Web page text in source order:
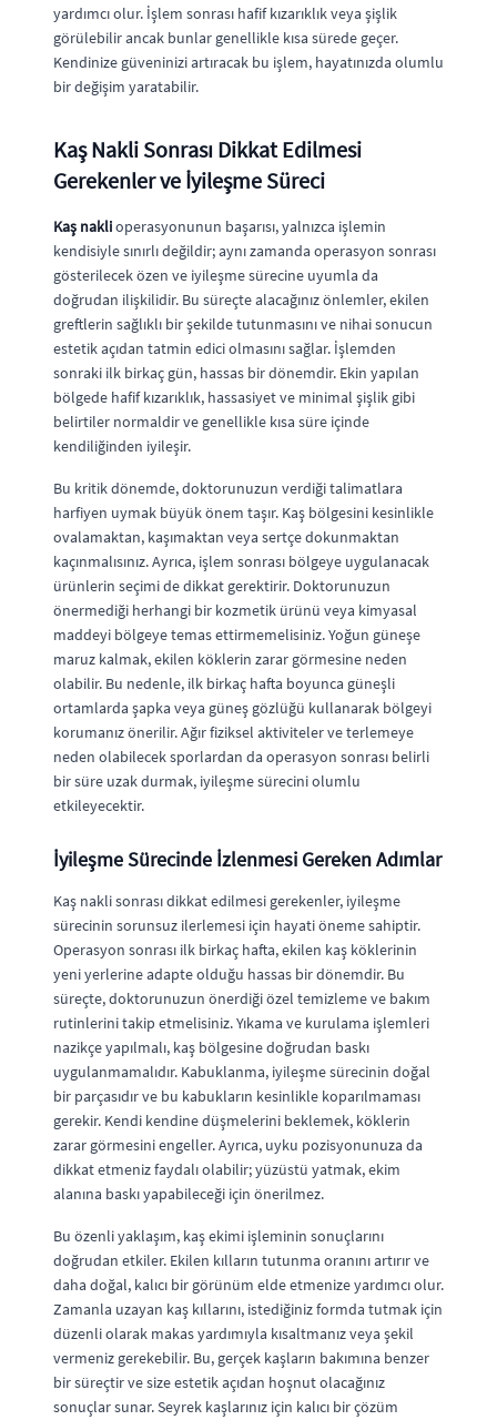
yardımcı olur. İşlem sonrası hafif kızarıklık veya şişlik
görülebilir ancak bunlar genellikle kısa sürede geçer.
Kendinize güveninizi artıracak bu işlem, hayatınızda olumlu
bir değişim yaratabilir.
Kaş Nakli Sonrası Dikkat Edilmesi
Gerekenler ve İyileşme Süreci
Kaş naklioperasyonunun başarısı, yalnızca işlemin
kendisiyle sınırlı değildir; aynı zamanda operasyon sonrası
gösterilecek özen ve iyileşme sürecine uyumla da
doğrudan ilişkilidir. Bu süreçte alacağınız önlemler, ekilen
greftlerin sağlıklı bir şekilde tutunmasını ve nihai sonucun
estetik açıdan tatmin edici olmasını sağlar. İşlemden
sonraki ilk birkaç gün, hassas bir dönemdir. Ekin yapılan
bölgede hafif kızarıklık, hassasiyet ve minimal şişlik gibi
belirtiler normaldir ve genellikle kısa süre içinde
kendiliğinden iyileşir.
Bu kritik dönemde, doktorunuzun verdiği talimatlara
harfiyen uymak büyük önem taşır. Kaş bölgesini kesinlikle
ovalamaktan, kaşımaktan veya sertçe dokunmaktan
kaçınmalısınız. Ayrıca, işlem sonrası bölgeye uygulanacak
ürünlerin seçimi de dikkat gerektirir. Doktorunuzun
önermediği herhangi bir kozmetik ürünü veya kimyasal
maddeyi bölgeye temas ettirmemelisiniz. Yoğun güneşe
maruz kalmak, ekilen köklerin zarar görmesine neden
olabilir. Bu nedenle, ilk birkaç hafta boyunca güneşli
ortamlarda şapka veya güneş gözlüğü kullanarak bölgeyi
korumanız önerilir. Ağır fiziksel aktiviteler ve terlemeye
neden olabilecek sporlardan da operasyon sonrası belirli
bir süre uzak durmak, iyileşme sürecini olumlu
etkileyecektir.
İyileşme Sürecinde İzlenmesi Gereken Adımlar
Kaş nakli sonrası dikkat edilmesi gerekenler, iyileşme
sürecinin sorunsuz ilerlemesi için hayati öneme sahiptir.
Operasyon sonrası ilk birkaç hafta, ekilen kaş köklerinin
yeni yerlerine adapte olduğu hassas bir dönemdir. Bu
süreçte, doktorunuzun önerdiği özel temizleme ve bakım
rutinlerini takip etmelisiniz. Yıkama ve kurulama işlemleri
nazikçe yapılmalı, kaş bölgesine doğrudan baskı
uygulanmamalıdır. Kabuklanma, iyileşme sürecinin doğal
bir parçasıdır ve bu kabukların kesinlikle koparılmaması
gerekir. Kendi kendine düşmelerini beklemek, köklerin
zarar görmesini engeller. Ayrıca, uyku pozisyonunuza da
dikkat etmeniz faydalı olabilir; yüzüstü yatmak, ekim
alanına baskı yapabileceği için önerilmez.
Bu özenli yaklaşım, kaş ekimi işleminin sonuçlarını
doğrudan etkiler. Ekilen kılların tutunma oranını artırır ve
daha doğal, kalıcı bir görünüm elde etmenize yardımcı olur.
Zamanla uzayan kaş kıllarını, istediğiniz formda tutmak için
düzenli olarak makas yardımıyla kısaltmanız veya şekil
vermeniz gerekebilir. Bu, gerçek kaşların bakımına benzer
bir süreçtir ve size estetik açıdan hoşnut olacağınız
sonuçlar sunar. Seyrek kaşlarınız için kalıcı bir çözüm